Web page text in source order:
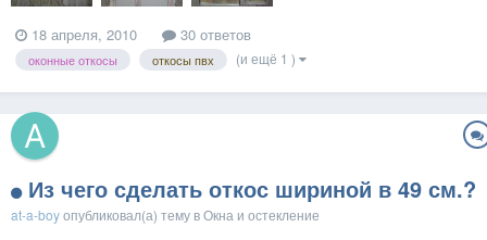
18 апреля, 2010 30 ответов
оконные откосы откосы пвх (и ещё 1 )
Из чего сделать откос шириной в 49 см.?
at-a-boyопубликовал(а) тему вОкна и остекление